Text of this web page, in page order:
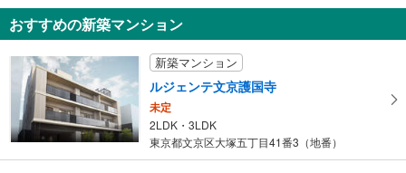
知
を
る
・
おすすめの新築マンション
新築マンション
ルジェンテ文京護国寺
未定
2LDK・3LDK
東京都文京区大塚五丁目41番3（地番）